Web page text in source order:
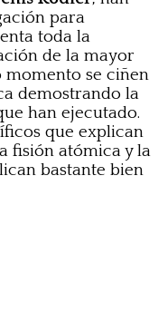
para
toda la
de la mayor
momento se ciñen
demostrando la
han ejecutado.
que explican
fisión atómica y la
bastante bien